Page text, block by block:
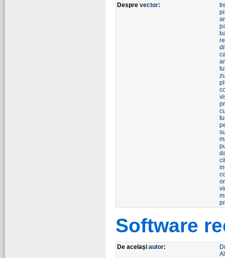
Despre vector:
Software
De acelaşi autor: